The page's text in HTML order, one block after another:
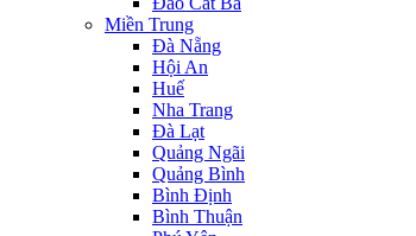
Miền Trung
Đà Nẵng
Hội An
Huế
Nha Trang
Đà Lạt
Quảng Ngãi
Quảng Bình
Bình Định
Bình Thuận